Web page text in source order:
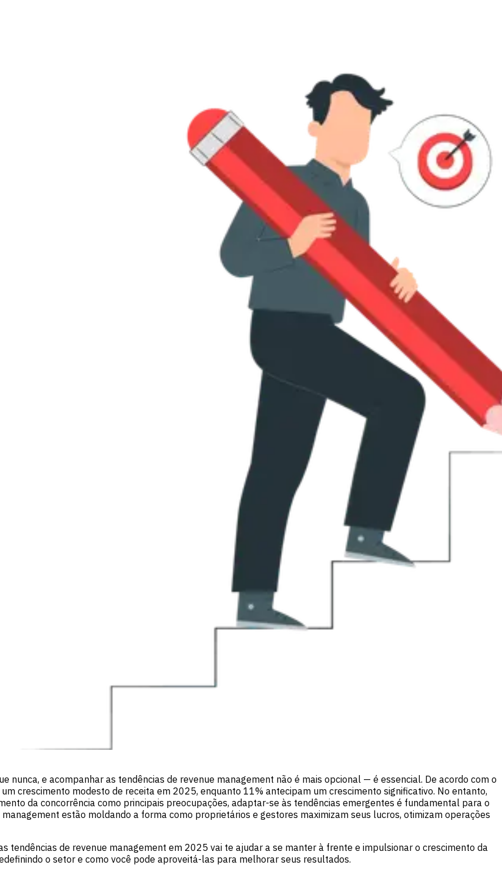
nunca, e acompanhar as tendências de revenue management não é mais opcional — é essencial. De acordo com o
crescimento modesto de receita em 2025, enquanto 11% antecipam um crescimento significativo. No entanto,
da concorrência como principais preocupações, adaptar-se às tendências emergentes é fundamental para o
estão moldando a forma como proprietários e gestores maximizam seus lucros, otimizam operações
tendências de revenue management em 2025 vai te ajudar a se manter à frente e impulsionar o crescimento da
o setor e como você pode aproveitá-las para melhorar seus resultados.